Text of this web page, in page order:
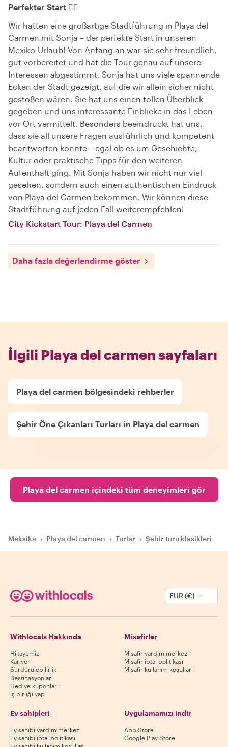
Perfekter Start 👌🏻
Wir hatten eine großartige Stadtführung in Playa del
Carmen mit Sonja – der perfekte Start in unseren
Mexiko-Urlaub! Von Anfang an war sie sehr freundlich,
gut vorbereitet und hat die Tour genau auf unsere
Interessen abgestimmt. Sonja hat uns viele spannende
Ecken der Stadt gezeigt, auf die wir allein sicher nicht
gestoßen wären. Sie hat uns einen tollen Überblick
gegeben und uns interessante Einblicke in das Leben
vor Ort vermittelt. Besonders beeindruckt hat uns,
dass sie all unsere Fragen ausführlich und kompetent
beantworten konnte – egal ob es um Geschichte,
Kultur oder praktische Tipps für den weiteren
Aufenthalt ging. Mit Sonja haben wir nicht nur viel
gesehen, sondern auch einen authentischen Eindruck
von Playa del Carmen bekommen. Wir können diese
Stadtführung auf jeden Fall weiterempfehlen!
City Kickstart Tour: Playa del Carmen
Daha fazla değerlendirme göster
İlgili Playa del carmen sayfaları
Playa del carmen bölgesindeki rehberler
Şehir Öne Çıkanları Turları in Playa del carmen
Playa del carmen içindeki tüm deneyimleri gör
Meksika › Playa del carmen › Turlar › Şehir turu klasikleri
EUR (€)
Withlocals Hakkında
Hikayemiz
Kariyer
Sürdürülebilirlik
Destinasyonlar
Hediye kuponları
İş birliği yap
Misafirler
Misafir yardım merkezi
Misafir iptal politikası
Misafir kullanım koşulları
Ev sahipleri
Ev sahibi yardım merkezi
Ev sahibi iptal politikası
Uygulamamızı indir
App Store
Google Play Store